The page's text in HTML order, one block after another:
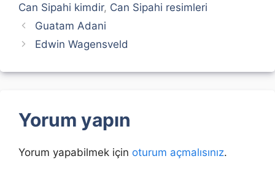
Can Sipahi kimdir, Can Sipahi resimleri
Guatam Adani
Edwin Wagensveld
Yorum yapın
Yorum yapabilmek için oturum açmalısınız.